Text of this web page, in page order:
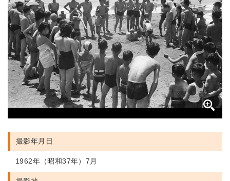
撮影年月日
1962年（昭和37年）7月